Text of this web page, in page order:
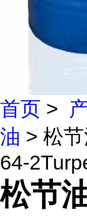
首页 >
油 > 松
64-
松节